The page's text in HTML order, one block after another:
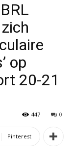
op
20-21
0
447
Pinterest